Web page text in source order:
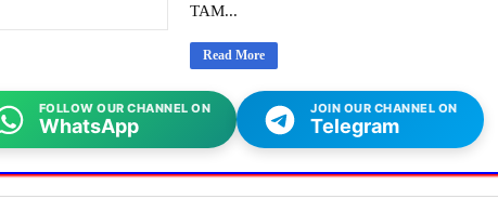
TAM...
Read More
FOLLOW OUR CHANNEL ON
WhatsApp
JOIN OUR CHANNEL ON
Telegram